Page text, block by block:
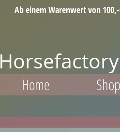
Ab einem Warenwert von
Horsefactory
Home Shop